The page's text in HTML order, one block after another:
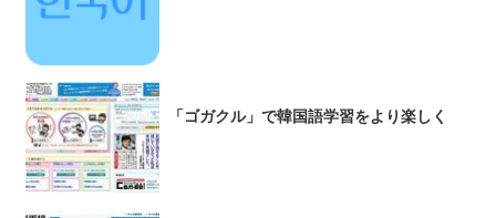
「ゴガクル」で韓国語学習をより楽しく